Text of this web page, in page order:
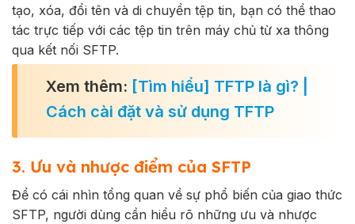
tạo, xóa, đổi tên và di chuyển tệp tin, bạn có thể thao
tác trực tiếp với các tệp tin trên máy chủ từ xa thông
qua kết nối SFTP.
Xem thêm: [Tìm hiểu] TFTP là gì? |
Cách cài đặt và sử dụng TFTP
3. Ưu và nhược điểm của SFTP
Để có cái nhìn tổng quan về sự phổ biến của giao thức
SFTP, người dùng cần hiểu rõ những ưu và nhược